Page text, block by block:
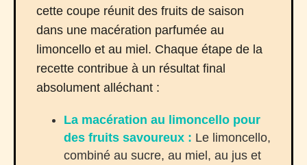
cette coupe réunit des fruits de saison
dans une macération parfumée au
limoncello et au miel. Chaque étape de la
recette contribue à un résultat final
absolument alléchant :
La macération au limoncello pour
des fruits savoureux : Le limoncello,
combiné au sucre, au miel, au jus et